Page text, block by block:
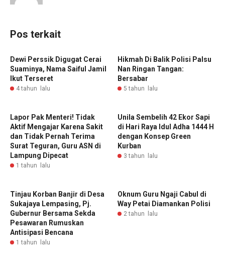
Pos terkait
Dewi Perssik Digugat Cerai
Suaminya, Nama Saiful Jamil
Ikut Terseret
4 tahun lalu
Hikmah Di Balik Polisi Palsu
Nan Ringan Tangan:
Bersabar
5 tahun lalu
Lapor Pak Menteri! Tidak
Aktif Mengajar Karena Sakit
dan Tidak Pernah Terima
Surat Teguran, Guru ASN di
Lampung Dipecat
1 tahun lalu
Unila Sembelih 42 Ekor Sapi
di Hari Raya Idul Adha 1444 H
dengan Konsep Green
Kurban
3 tahun lalu
Tinjau Korban Banjir di Desa
Sukajaya Lempasing, Pj.
Gubernur Bersama Sekda
Pesawaran Rumuskan
Antisipasi Bencana
1 tahun lalu
Oknum Guru Ngaji Cabul di
Way Petai Diamankan Polisi
2 tahun lalu